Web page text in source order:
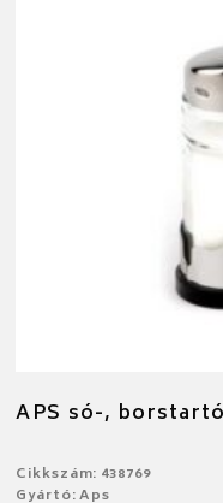
APS só-,
Cikkszám: 438769
Gyártó: Aps